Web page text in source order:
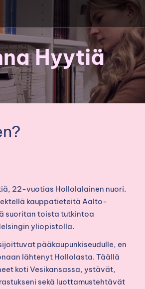
Hyytiä
22-vuotias Hollolalainen nuori.
kauppatieteitä Aalto-
suoritan toista tutkintoa
yliopistolla.
pääkaupunkiseudulle, en
lähtenyt Hollolasta. Täällä
koti Vesikansassa, ystävät,
sekä luottamustehtävät